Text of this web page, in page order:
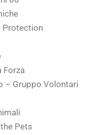
Protection
Forza
– Gruppo Volontari
Pets